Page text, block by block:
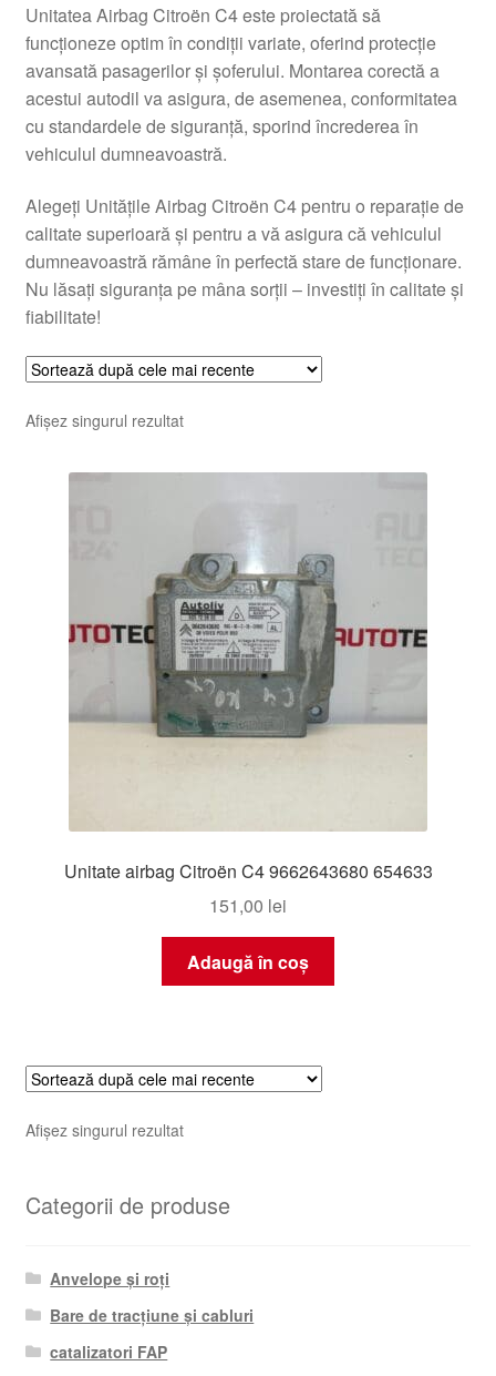
Plângere
Plățile
Politică de confidențialitate
Procedura de reclamație
Termeni si conditii
Unitatea Airbag Citroën C4 este proiectată să
funcționeze optim în condiții variate, oferind protecție
avansată pasagerilor și șoferului. Montarea corectă a
acestui autodil va asigura, de asemenea, conformitatea
cu standardele de siguranță, sporind încrederea în
vehiculul dumneavoastră.
Alegeți Unitățile Airbag Citroën C4 pentru o reparație de
calitate superioară și pentru a vă asigura că vehiculul
dumneavoastră rămâne în perfectă stare de funcționare.
Nu lăsați siguranța pe mâna sorții – investiți în calitate și
fiabilitate!
Afișez singurul rezultat
Unitate airbag Citroën C4 9662643680 654633
151,00 lei
Adaugă în coș
Afișez singurul rezultat
Categorii de produse
Anvelope și roți
Bare de tracțiune și cabluri
catalizatori FAP